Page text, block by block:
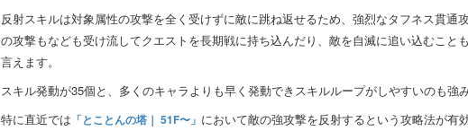
反射スキルは対象属性の攻撃を全く受けずに敵に跳ね返せるため、強烈なタフネス貫通
の攻撃もなども受け流してクエストを長期戦に持ち込んだり、敵を自滅に追い込むこと
言えます。
スキル発動が35個と、多くのキャラよりも早く発動できスキルループがしやすいのも強み
特に直近では 「とことんの塔｜ 51F〜」 において敵の強攻撃を反射するという攻略法が有